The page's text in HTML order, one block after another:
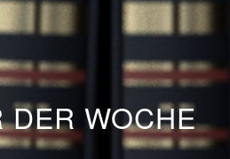
DER WOCHE